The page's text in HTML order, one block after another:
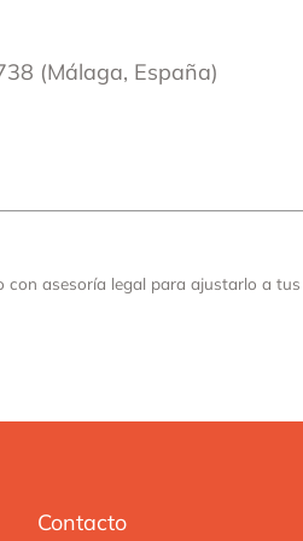
(Málaga, España)
asesoría legal para ajustarlo a
Contacto